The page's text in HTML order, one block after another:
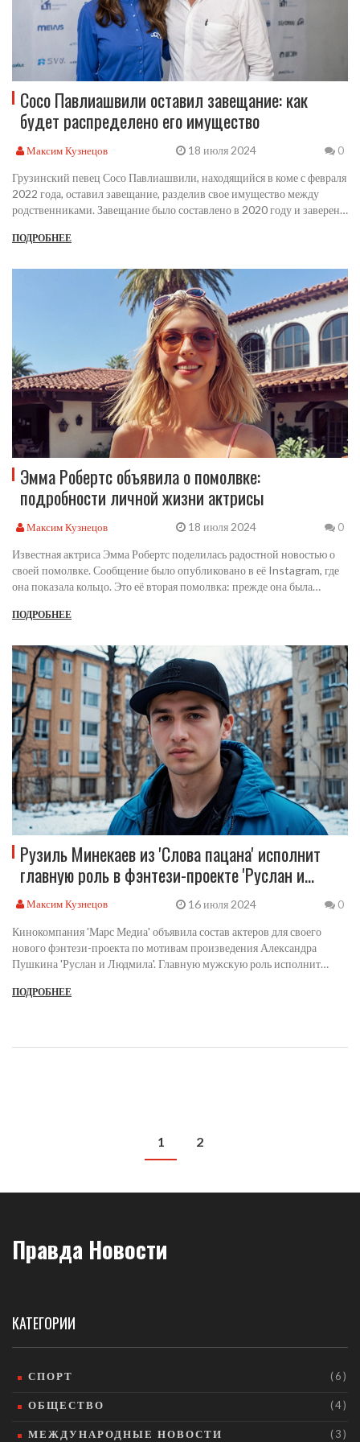
Сосо Павлиашвили оставил завещание: как
будет распределено его имущество
Максим Кузнецов 18 июля 2024 0
Грузинский певец Сосо Павлиашвили, находящийся в коме с февраля
2022 года, оставил завещание, разделив свое имущество между
родственниками. Завещание было составлено в 2020 году и заверено
Тинатин Павлиашвили. Сын Давид и брат Паата также получат
ПОДРОБНЕЕ
Эмма Робертс объявила о помолвке:
подробности личной жизни актрисы
Максим Кузнецов 18 июля 2024 0
Известная актриса Эмма Робертс поделилась радостной новостью о
своей помолвке. Сообщение было опубликовано в её Instagram, где
она показала кольцо. Это её вторая помолвка: прежде она была
раскрыла имя нового избранника, однако вызвала волну радости и
ПОДРОБНЕЕ
Рузиль Минекаев из 'Слова пацана' исполнит
главную роль в фэнтези-проекте 'Руслан и
Людмила'
Максим Кузнецов 16 июля 2024 0
Кинокомпания 'Марс Медиа' объявила состав актеров для своего
нового фэнтези-проекта по мотивам произведения Александра
Пушкина 'Руслан и Людмила'. Главную мужскую роль исполнит
ближайшее время ожидаются новые детали.
ПОДРОБНЕЕ
1 2
Правда Новости
КАТЕГОРИИ
СПОРТ (6)
ОБЩЕСТВО (4)
МЕЖДУНАРОДНЫЕ НОВОСТИ (3)